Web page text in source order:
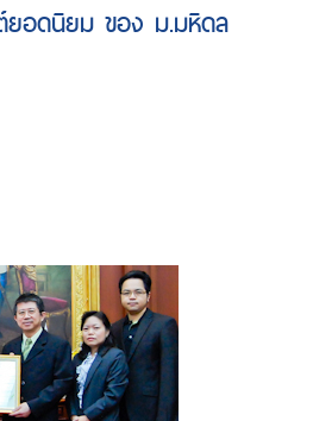
ต์ยอดนิยม ของ ม.มหิดล